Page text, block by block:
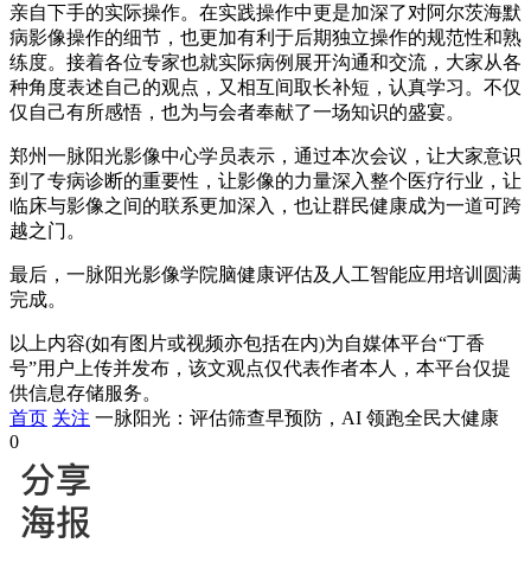
亲自下手的实际操作。在实践操作中更是加深了对阿尔茨海默
病影像操作的细节，也更加有利于后期独立操作的规范性和熟
练度。接着各位专家也就实际病例展开沟通和交流，大家从各
种角度表述自己的观点，又相互间取长补短，认真学习。不仅
仅自己有所感悟，也为与会者奉献了一场知识的盛宴。
郑州一脉阳光影像中心学员表示，通过本次会议，让大家意识
到了专病诊断的重要性，让影像的力量深入整个医疗行业，让
临床与影像之间的联系更加深入，也让群民健康成为一道可跨
越之门。
最后，一脉阳光影像学院脑健康评估及人工智能应用培训圆满
完成。
以上内容(如有图片或视频亦包括在内)为自媒体平台“丁香
号”用户上传并发布，该文观点仅代表作者本人，本平台仅提
供信息存储服务。
首页 关注 一脉阳光：评估筛查早预防，AI 领跑全民大健康
0